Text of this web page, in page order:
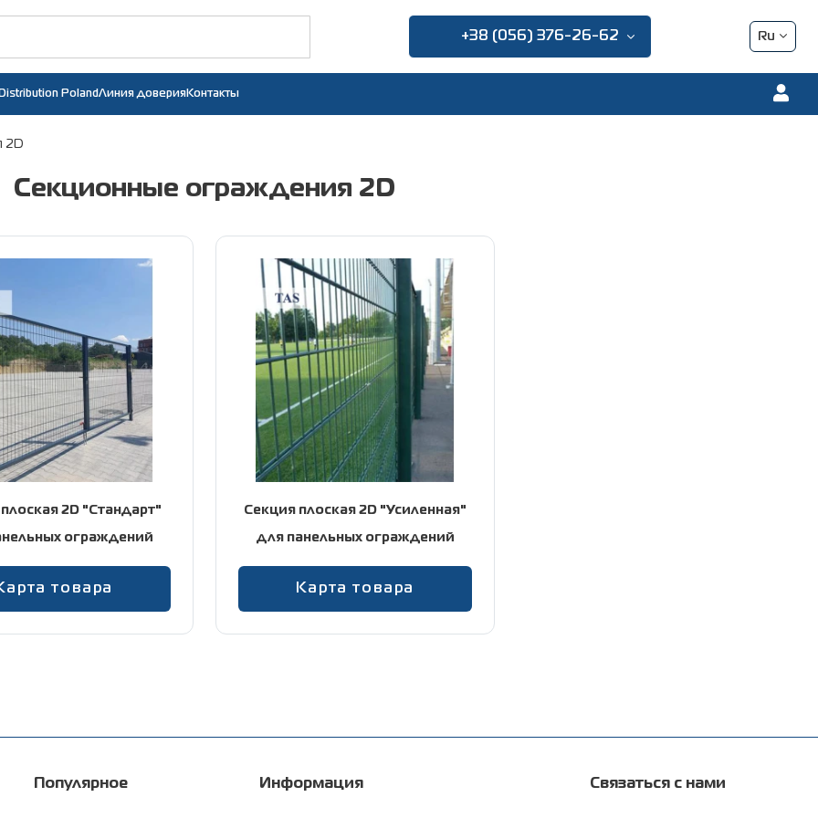
+38 (056) 376-26-62 Ru
PolandЛиния доверия Контакты
2D
Секционные ограждения 2D
2D "Стандарт"
ограждений
товара
Секция плоская 2D "Усиленная"
для панельных ограждений
Карта товара
Популярное Информация Связаться с нами